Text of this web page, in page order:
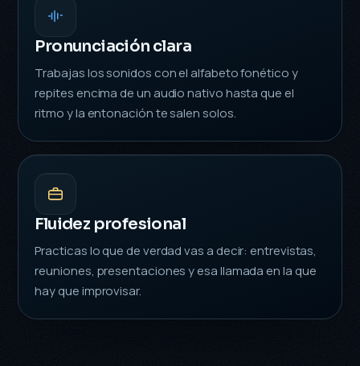
Pronunciación clara
Trabajas los sonidos con el alfabeto fonético y
repites encima de un audio nativo hasta que el
ritmo y la entonación te salen solos.
Fluidez profesional
Practicas lo que de verdad vas a decir: entrevistas,
reuniones, presentaciones y esa llamada en la que
hay que improvisar.